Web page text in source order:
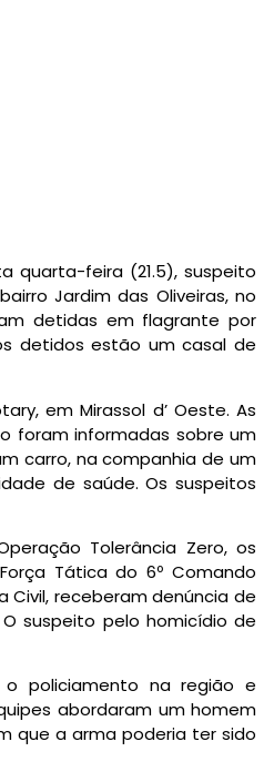
quarta-feira (21.5), suspeito
Jardim das Oliveiras, no
detidas em flagrante por
detidos estão um casal de
em Mirassol d’ Oeste. As
foram informadas sobre um
carro, na companhia de um
de saúde. Os suspeitos
Tolerância Zero, os
Tática do 6º Comando
Civil, receberam denúncia de
suspeito pelo homicídio de
o policiamento na região e
abordaram um homem
que a arma poderia ter sido